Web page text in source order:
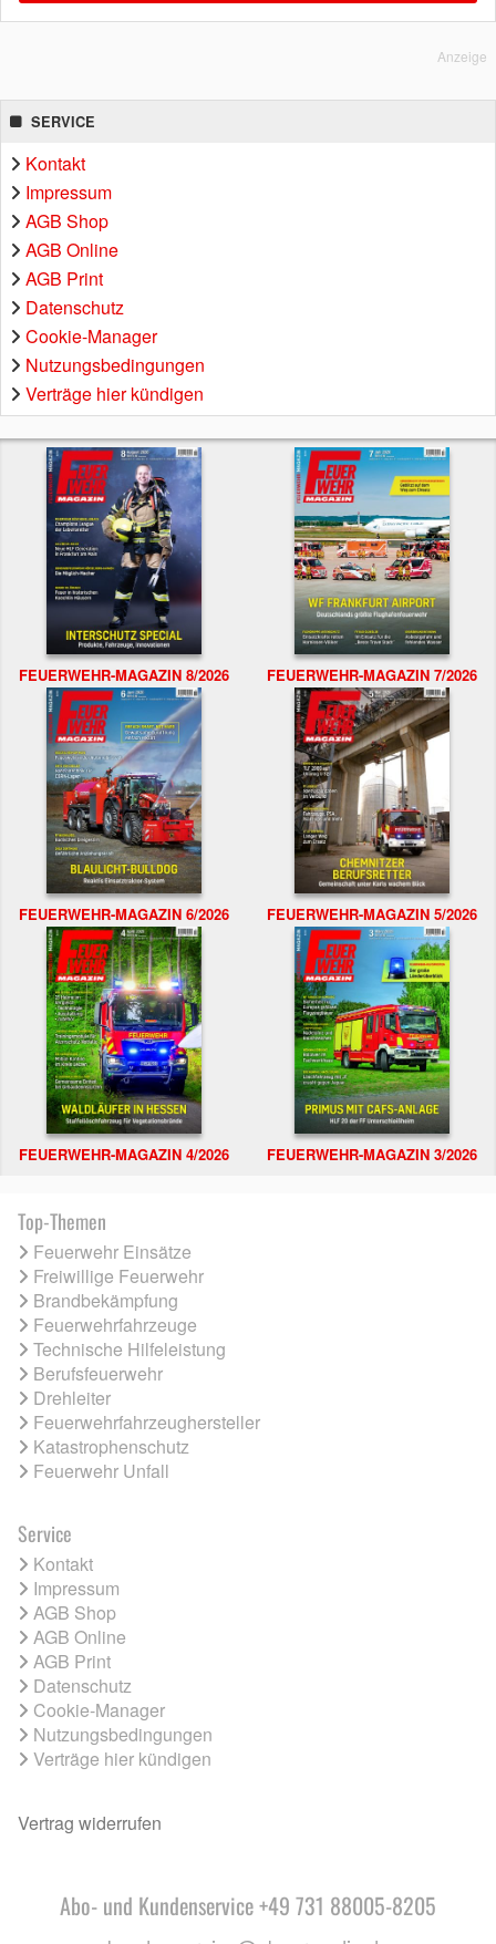
Anzeige
SERVICE
Kontakt
Impressum
AGB Shop
AGB Online
AGB Print
Datenschutz
Cookie-Manager
Nutzungsbedingungen
Verträge hier kündigen
FEUERWEHR-MAGAZIN 8/2026 FEUERWEHR-MAGAZIN 7/2026
FEUERWEHR-MAGAZIN 6/2026 FEUERWEHR-MAGAZIN 5/2026
FEUERWEHR-MAGAZIN 4/2026 FEUERWEHR-MAGAZIN 3/2026
Top-Themen
Feuerwehr Einsätze
Freiwillige Feuerwehr
Brandbekämpfung
Feuerwehrfahrzeuge
Technische Hilfeleistung
Berufsfeuerwehr
Drehleiter
Feuerwehrfahrzeughersteller
Katastrophenschutz
Feuerwehr Unfall
Service
Kontakt
Impressum
AGB Shop
AGB Online
AGB Print
Datenschutz
Cookie-Manager
Nutzungsbedingungen
Verträge hier kündigen
Vertrag widerrufen
Abo- und Kundenservice +49 731 88005-8205